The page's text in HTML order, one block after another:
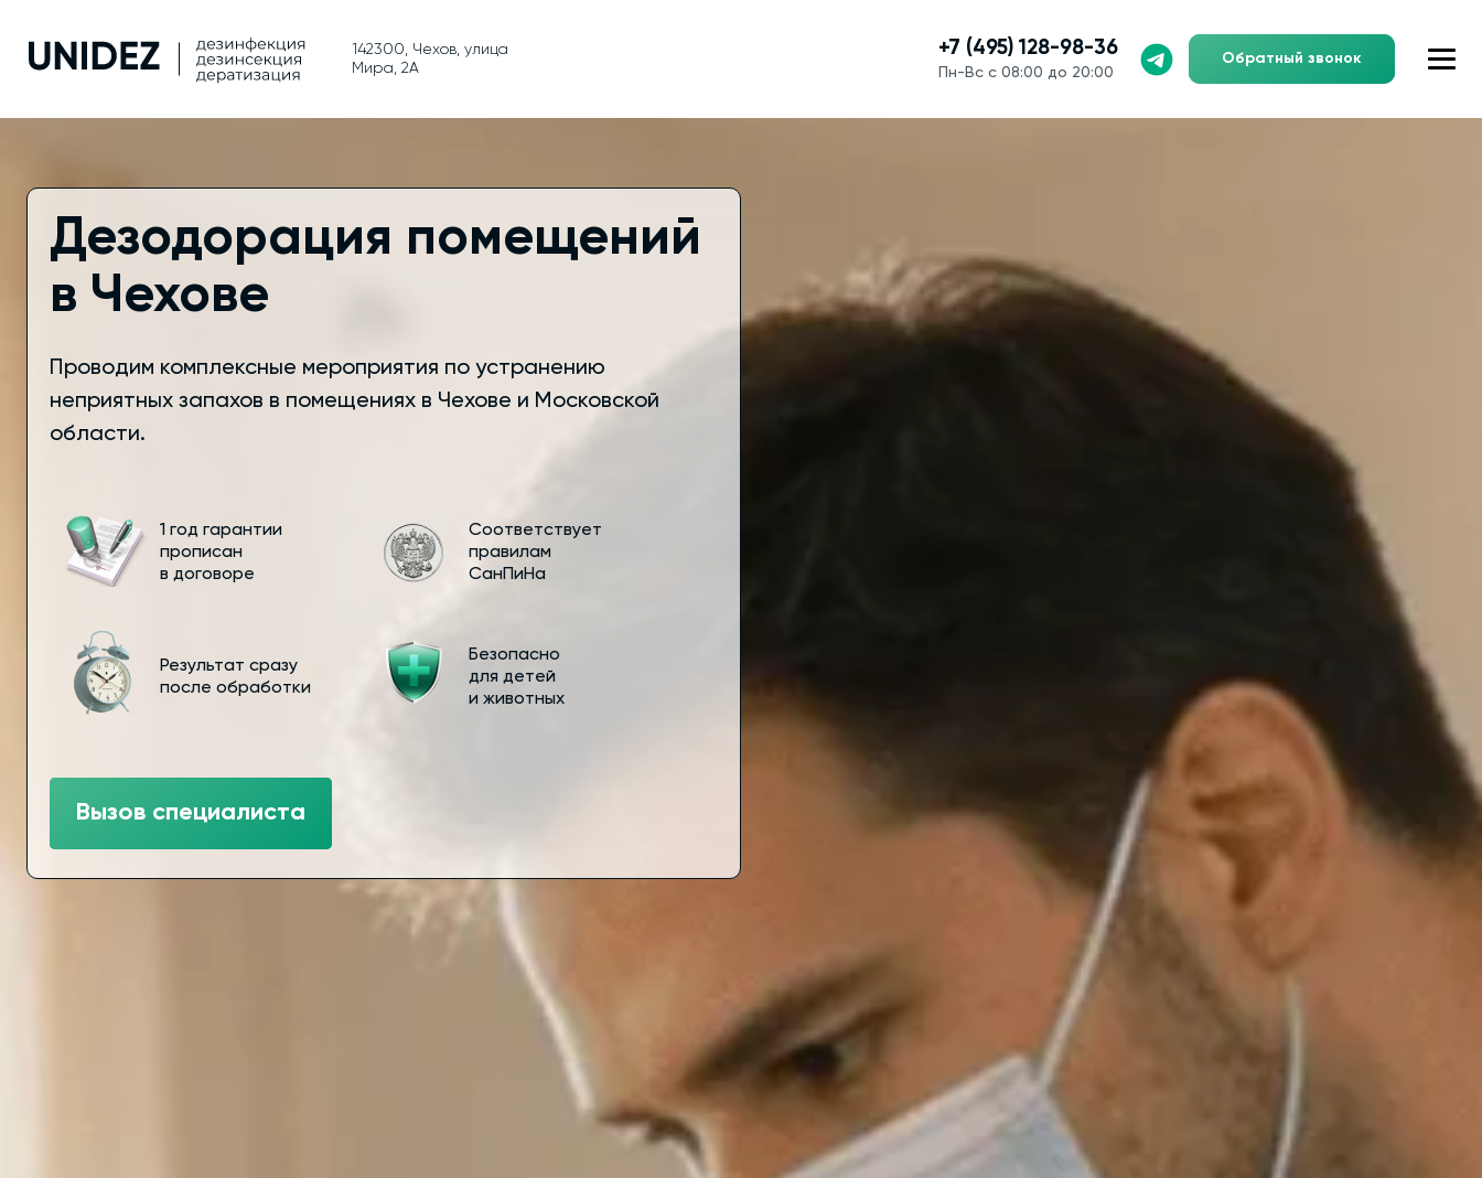
142300, Чехов, улица
Мира, 2А
+7 (495) 128-98-36
Пн-Вс с 08:00 до 20:00
Обратный звонок
Дезодорация помещений
в Чехове
Проводим комплексные мероприятия по устранению
неприятных запахов в помещениях в Чехове и Московской
области.
1 год гарантии
прописан
в договоре
Соответствует
правилам
СанПиНа
Результат сразу
после обработки
Безопасно
для детей
и животных
Вызов специалиста